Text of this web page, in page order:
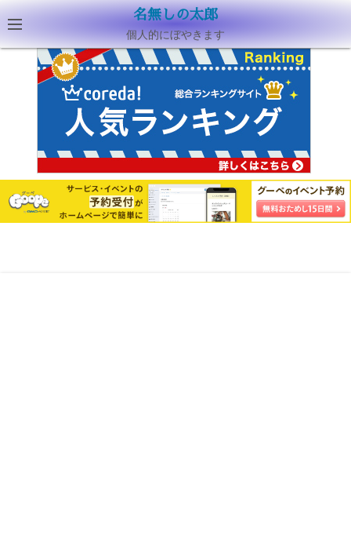
名無しの太郎
個人的にぼやきます